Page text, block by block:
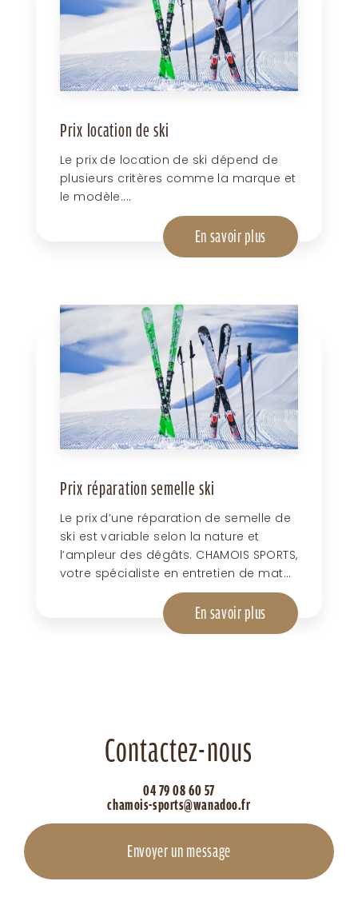
Prix location de ski
Le prix de location de ski dépend de
plusieurs critères comme la marque et
le modèle....
En savoir plus
Prix réparation semelle ski
Le prix d’une réparation de semelle de
ski est variable selon la nature et
l’ampleur des dégâts. CHAMOIS SPORTS,
votre spécialiste en entretien de mat...
En savoir plus
Contactez-nous
04 79 08 60 57
chamois-sports@wanadoo.fr
Envoyer un message